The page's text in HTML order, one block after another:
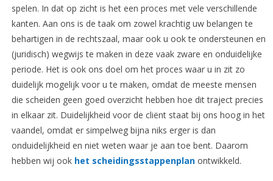
spelen. In dat op zicht is het een proces met vele verschillende
kanten. Aan ons is de taak om zowel krachtig uw belangen te
behartigen in de rechtszaal, maar ook u ook te ondersteunen en
(juridisch) wegwijs te maken in deze vaak zware en onduidelijke
periode. Het is ook ons doel om het proces waar u in zit zo
duidelijk mogelijk voor u te maken, omdat de meeste mensen
die scheiden geen goed overzicht hebben hoe dit traject precies
in elkaar zit. Duidelijkheid voor de cliënt staat bij ons hoog in het
vaandel, omdat er simpelweg bijna niks erger is dan
onduidelijkheid en niet weten waar je aan toe bent. Daarom
hebben wij ook het scheidingsstappenplan ontwikkeld.